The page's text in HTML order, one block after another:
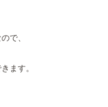
で、
ます。